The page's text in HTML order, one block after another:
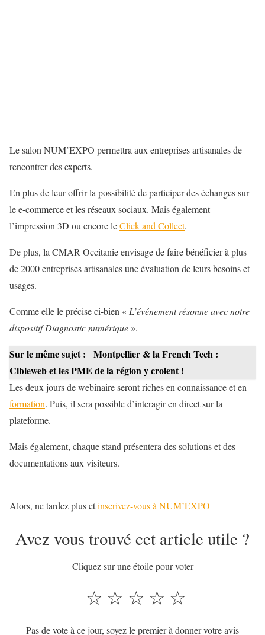
Le salon NUM’EXPO permettra aux entreprises artisanales de
rencontrer des experts.
En plus de leur offrir la possibilité de participer des échanges sur
le e-commerce et les réseaux sociaux. Mais également
l’impression 3D ou encore leClick and Collect.
De plus, la CMAR Occitanie envisage de faire bénéficier à plus
de 2000 entreprises artisanales une évaluation de leurs besoins et
usages.
Comme elle le précise ci-bien « L’événement résonne avec notre
dispositif Diagnostic numérique ».
Sur le même sujet :
Montpellier & la French Tech :
Cibleweb et les PME de la région y croient !
Les deux jours de webinaire seront riches en connaissance et en
formation. Puis, il sera possible d’interagir en direct sur la
plateforme.
Mais également, chaque stand présentera des solutions et des
documentations aux visiteurs.
Alors, ne tardez plus etinscrivez-vous à NUM’EXPO
Avez vous trouvé cet article utile ?
Cliquez sur une étoile pour voter
☆
☆
☆
☆
☆
Pas de vote à ce jour, soyez le premier à donner votre avis